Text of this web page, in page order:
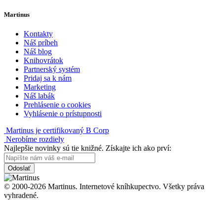
Martinus
Kontakty
Náš príbeh
Náš blog
Knihovrátok
Partnerský systém
Pridaj sa k nám
Marketing
Náš labák
Prehlásenie o cookies
Vyhlásenie o prístupnosti
Martinus je certifikovaný B Corp
Nerobíme rozdiely
Najlepšie novinky sú tie knižné. Získajte ich ako prví:
Odoslať
© 2000-2026 Martinus. Internetové kníhkupectvo. Všetky práva
vyhradené.